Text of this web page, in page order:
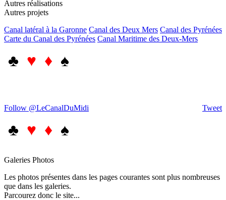
Autres réalisations
Autres projets
Canal latéral à la Garonne Canal des Deux Mers Canal des Pyrénées
Carte du Canal des Pyrénées Canal Maritime des Deux-Mers
♣ ♥ ♦ ♠
Tweet
Follow @LeCanalDuMidi
♣ ♥ ♦ ♠
Galeries Photos
Les photos présentes dans les pages courantes sont plus nombreuses
que dans les galeries.
Parcourez donc le site...